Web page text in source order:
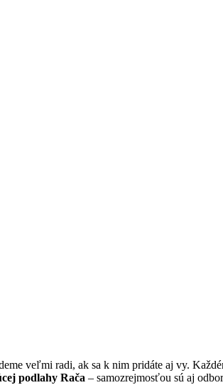
veľmi radi, ak sa k nim pridáte aj vy.
podlahy Rača – samozrejmosťou sú aj